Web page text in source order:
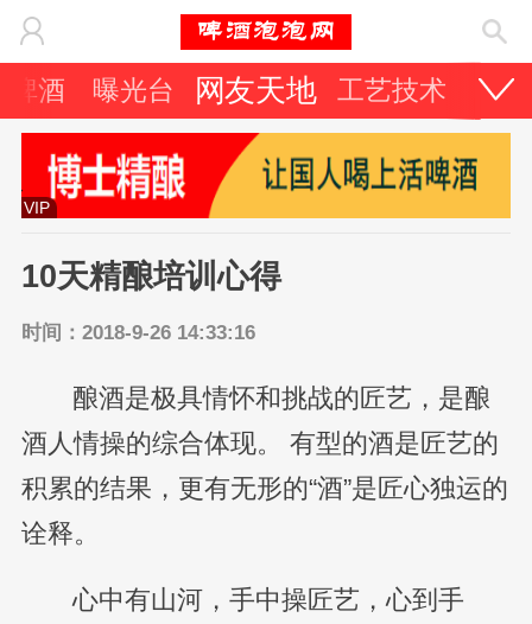
啤酒 曝光台 网友天地 工艺技术 啤
VIP
10天精酿培训心得
时间：2018-9-26 14:33:16
酿酒是极具情怀和挑战的匠艺，是酿
酒人情操的综合体现。 有型的酒是匠艺的
积累的结果，更有无形的“酒”是匠心独运的
诠释。
心中有山河，手中操匠艺，心到手